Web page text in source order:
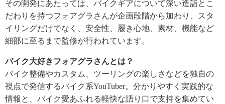
その開発にあたっては、バイクギアについて深い造詣とこ
だわりを持つフォアグラさんが企画段階から加わり、スタ
イリングだけでなく、安全性、履き心地、素材、機能など
細部に至るまで監修が行われています。
バイク大好きフォアグラさんとは？
バイク整備やカスタム、ツーリングの楽しさなどを独自の
視点で発信するバイク系YouTuber。分かりやすく実践的な
情報と、バイク愛あふれる軽快な語り口で支持を集めてい